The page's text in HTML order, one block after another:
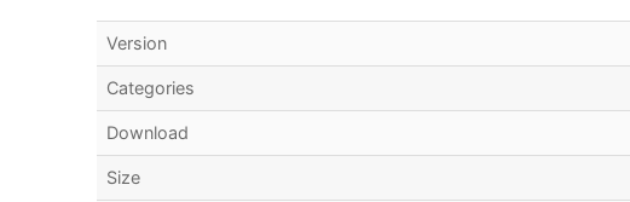
Version
Categories
Download
Size